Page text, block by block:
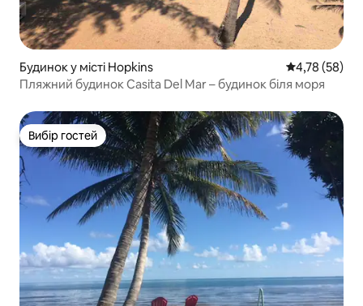
Будинок у місті Hopkins Середня
4,78 (58)
Пляжний будинок Casita Del Mar – будинок біля моря
Вибір гостей
Вибір гостей